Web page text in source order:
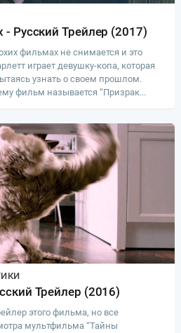
- Русский Трейлер (2017)
фильмах не снимается и это
играет девушку-копа, которая
узнать о своем прошлом.
фильм называется “Призрак...
Трейлер (2016)
этого фильма, но все
мультфильма “Тайны